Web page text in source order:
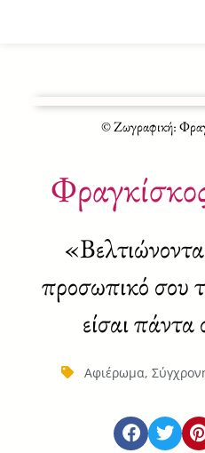
© Ζωγραφική:
προσωπικό σου
είσαι
Αφιέρωμα,